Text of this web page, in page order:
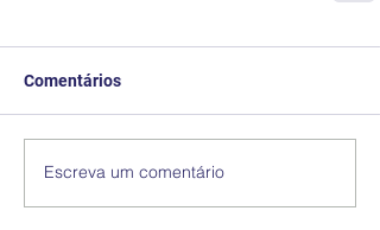
Comentários
Escreva um comentário